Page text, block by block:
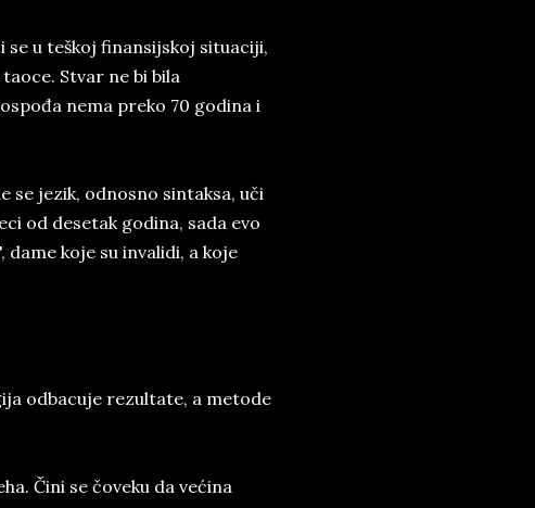
se u teškoj finansijskoj situaciji,
Stvar ne bi bila
nema preko 70 godina i
se jezik, odnosno sintaksa, uči
od desetak godina, sada evo
koje su invalidi, a koje
odbacuje rezultate, a metode
Čini se čoveku da većina